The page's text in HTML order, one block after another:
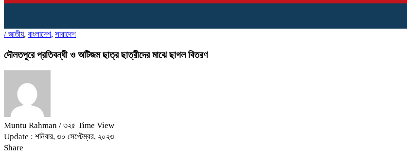
/ জাতীয়, বাংলাদেশ, সারাদেশ
দৌলতপুরে প্রতিবন্ধী ও অটিজম ছাত্র ছাত্রীদের মাঝে ছাগল বিতরণ
Muntu Rahman / ৩২৫ Time View
Update : শনিবার, ৩০ সেপ্টেম্বর, ২০২৩
Share